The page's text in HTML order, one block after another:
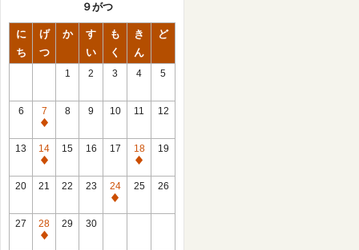
９がつ
に
ち
げ
つ
か
す
い
も
く
き
ん
ど
1 2 3 4 5
6
7
休
館
日
8 9 10 11 12
13
14
休
館
15 16 17
18
休
館
19
20 21 22 23
24
休
25 26
27
28
休
29 30